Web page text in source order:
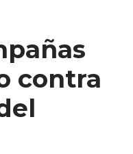
contra